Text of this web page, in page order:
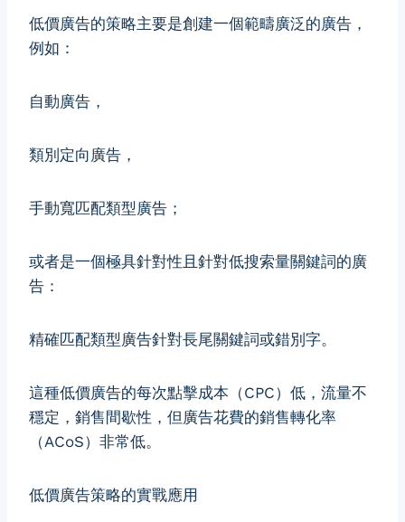
低價廣告的策略主要是創建一個範疇廣泛的廣告，
例如：
自動廣告，
類別定向廣告，
手動寬匹配類型廣告；
或者是一個極具針對性且針對低搜索量關鍵詞的廣
告：
精確匹配類型廣告針對長尾關鍵詞或錯別字。
這種低價廣告的每次點擊成本（CPC）低，流量不
穩定，銷售間歇性，但廣告花費的銷售轉化率
（ACoS）非常低。
低價廣告策略的實戰應用